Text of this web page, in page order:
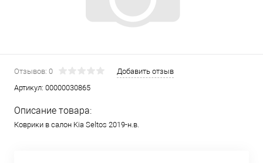
Отзывов: 0
Добавить отзыв
Артикул: 00000030865
Описание товара:
Коврики в салон Kia Seltos 2019-н.в.